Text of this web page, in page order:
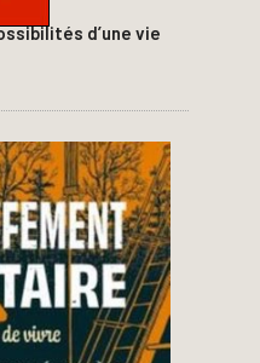
d’une vie